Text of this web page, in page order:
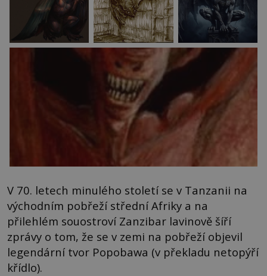
V 70. letech minulého století se v Tanzanii na
východním pobřeží střední Afriky a na
přilehlém souostroví Zanzibar lavinově šíří
zprávy o tom, že se v zemi na pobřeží objevil
legendární tvor Popobawa (v překladu netopýří
křídlo).